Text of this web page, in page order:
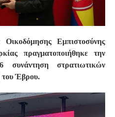
Εμπιστοσύνης
πραγματοποιήθηκε την
συνάντηση στρατιωτικών
του Έβρου.